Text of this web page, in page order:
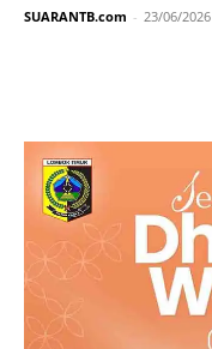
SUARANTB.com - 23/06/2026